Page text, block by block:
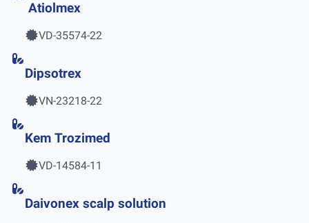
Atiolmex
VD-35574-22
Dipsotrex
VN-23218-22
Kem Trozimed
VD-14584-11
Daivonex scalp solution